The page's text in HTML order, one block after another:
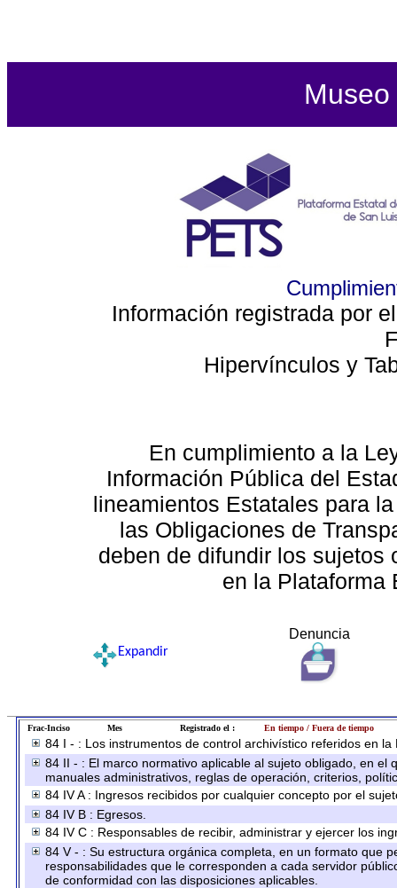
Información registrada por
Hipervínculos y
En cumplimiento a la
Información Pública del
lineamientos Estatales para
las Obligaciones de
deben de difundir los sujetos
en la Plataforma
Denuncia
Expandir
Frac-Inciso Mes Registrado el : En tiempo / Fuera de tiempo
84 I - : Los instrumentos de control archivístico referidos en
84 II - : El marco normativo aplicable al sujeto obligado, en
manuales administrativos, reglas de operación, criterios,
84 IV A : Ingresos recibidos por cualquier concepto por el
84 IV B : Egresos.
84 IV C : Responsables de recibir, administrar y ejercer los
84 V - : Su estructura orgánica completa, en un formato que
responsabilidades que le corresponden a cada servidor
de conformidad con las disposiciones aplicables.